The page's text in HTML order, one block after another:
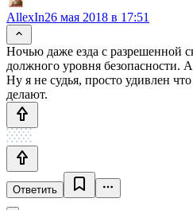
AllexIn26 мая 2018 в 17:51
Ночью даже езда с разрешенной
должного уровня
Ну я не судья, просто удивлен
делают.
Ответить